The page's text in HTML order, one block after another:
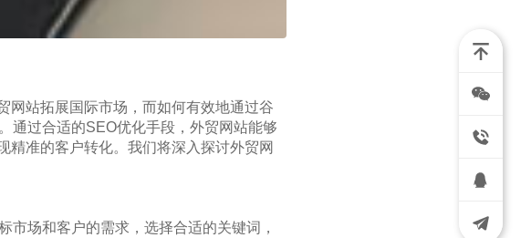
网站拓展国际市场，而如何有效地通过谷
通过合适的SEO优化手段，外贸网站能够
精准的客户转化。我们将深入探讨外贸网
市场和客户的需求，选择合适的关键词，